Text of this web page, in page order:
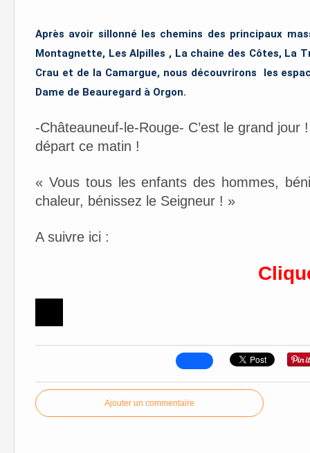
Après avoir sillonné les chemins des principaux
Montagnette, Les Alpilles , La chaine des Côtes, La
Crau et de la Camargue, nous découvrirons les
Dame de Beauregard à Orgon.
-Châteauneuf-le-Rouge- C’est le grand
départ ce matin !
« Vous tous les enfants des hommes,
chaleur, bénissez le Seigneur ! »
A suivre ici :
Ajouter un commentaire